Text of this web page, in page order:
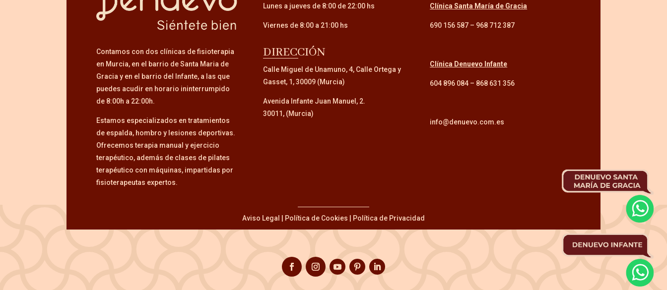
Contamos con dos clínicas de fisioterapia
en Murcia, en el barrio de Santa Maria de
Gracia y en el barrio del Infante, a las que
puedes acudir en horario ininterrumpido
de 8:00h a 22:00h.
Estamos especializados en tratamientos
de espalda, hombro y lesiones deportivas.
Ofrecemos terapia manual y ejercicio
terapéutico, además de clases de pilates
terapéutico con máquinas, impartidas por
fisioterapeutas expertos.
Lunes a jueves de 8:00 de 22:00 hs
Viernes de 8:00 a 21:00 hs
DIRECCIÓN
Calle Miguel de Unamuno, 4, Calle Ortega y
Gasset, 1, 30009 (Murcia)
Avenida Infante Juan Manuel, 2.
30011, (Murcia)
Clínica Santa María de Gracia
690 156 587 – 968 712 387
Clínica Denuevo Infante
604 896 084 – 868 631 356
info@denuevo.com.es
Aviso Legal Política de Cookies Política de Privacidad